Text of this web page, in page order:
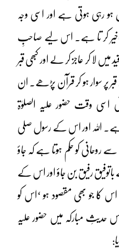
رہی ہوتی ہے اور اسی وجہ
کر تا ہے۔ اس لیے صاحبِ
میں لا کر عاجز کر لے اور کبھی قبر
پر سوار ہو کر قرآن پڑھے۔ ان
اسی وقت حضور علیہ الصلوٰۃ
ہے۔ اللہ اور اس کے رسول صلی
روحانی کو حکم ہوتا ہے کہ جاؤ
رفیق بن جاؤ اور اس کے
کا جو بھی مقصود ہو ‘اس کو
حدیثِ مبارکہ میں حضور علیہ